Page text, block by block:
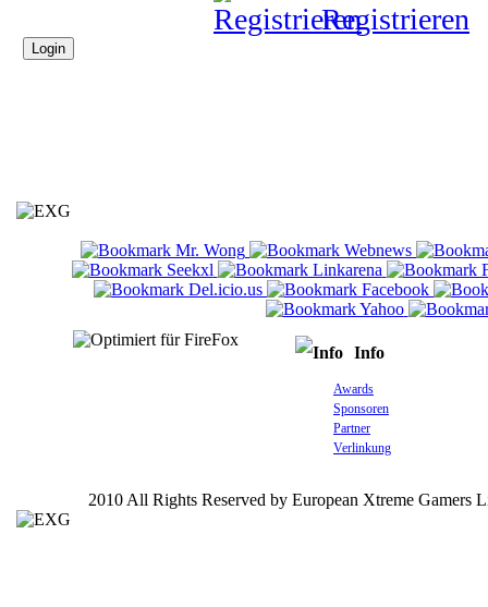
Registrieren
Info
Awards
Sponsoren
Partner
Verlinkung
2010 All Rights Reserved by European Xtreme Gamers